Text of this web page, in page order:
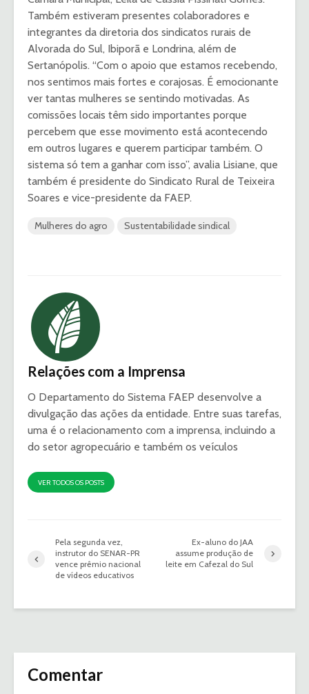
Também estiveram presentes colaboradores e
integrantes da diretoria dos sindicatos rurais de
Alvorada do Sul, Ibiporã e Londrina, além de
Sertanópolis. “Com o apoio que estamos recebendo,
nos sentimos mais fortes e corajosas. É emocionante
ver tantas mulheres se sentindo motivadas. As
comissões locais têm sido importantes porque
percebem que esse movimento está acontecendo
em outros lugares e querem participar também. O
sistema só tem a ganhar com isso”, avalia Lisiane, que
também é presidente do Sindicato Rural de Teixeira
Soares e vice-presidente da FAEP.
Mulheres do agro Sustentabilidade sindical
Relações com a Imprensa
O Departamento do Sistema FAEP desenvolve a
divulgação das ações da entidade. Entre suas tarefas,
uma é o relacionamento com a imprensa, incluindo a
do setor agropecuário e também os veículos
VER TODOS OS POSTS
Pela segunda vez,
instrutor do SENAR-PR
vence prêmio nacional
de vídeos educativos
Ex-aluno do JAA
assume produção de
leite em Cafezal do Sul
Comentar